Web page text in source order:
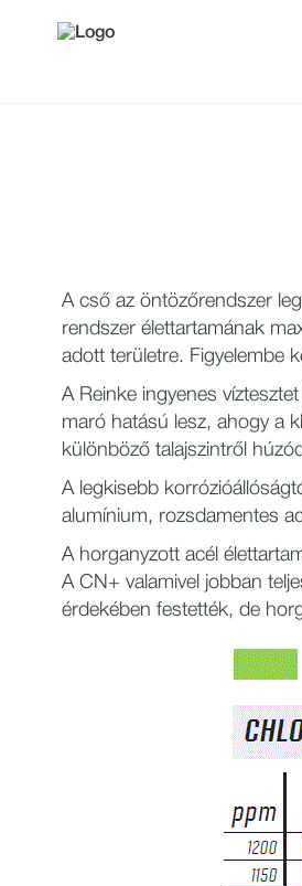
A cső az öntözőrendszer
rendszer élettartamának
adott területre. Figyelembe
A Reinke ingyenes
maró hatású lesz, ahogy a
különböző talajszintről
A legkisebb
alumínium, rozsdamentes
A horganyzott acél
A CN+ valamivel jobban
érdekében festették, de